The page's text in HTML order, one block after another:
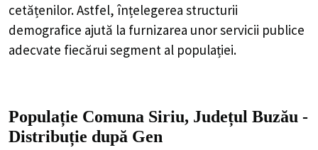
cetățenilor. Astfel, înțelegerea structurii
demografice ajută la furnizarea unor servicii publice
adecvate fiecărui segment al populației.
Populație Comuna Siriu, Județul Buzău -
Distribuție după Gen